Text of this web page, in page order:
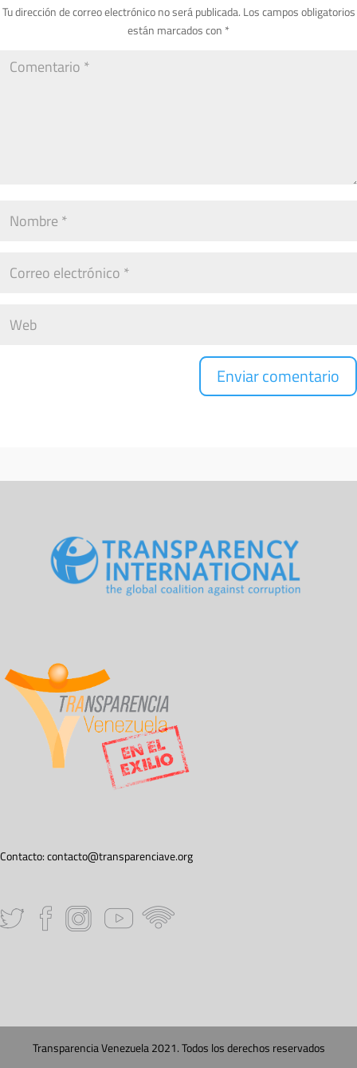
Tu dirección de correo electrónico no será publicada. Los campos obligatorios
están marcados con *
Contacto:contacto@transparenciave.org
Transparencia Venezuela 2021. Todos los derechos reservados